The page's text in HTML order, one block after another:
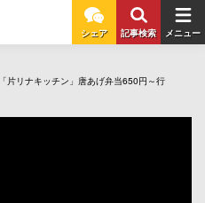
シェア 記事検索 メニュー
片リナキッチン」唐あげ弁当650円～行